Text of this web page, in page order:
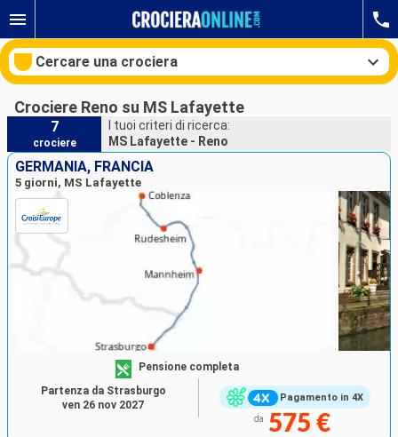
Cercare una crociera
Le nostre destinazioni
Mesi di partenza
Porti
Ricerca
Crociere Reno su MS Lafayette
7
crociere
I tuoi criteri di ricerca:
MS Lafayette - Reno
GERMANIA, FRANCIA
5 giorni, MS Lafayette
Pagamento in 4X
Pensione completa
da 575 €
Partenza da Strasburgo
ven 26 nov 2027